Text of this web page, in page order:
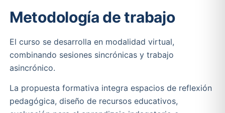
Metodología de trabajo
El curso se desarrolla en modalidad virtual,
combinando sesiones sincrónicas y trabajo
asincrónico.
La propuesta formativa integra espacios de reflexión
pedagógica, diseño de recursos educativos,